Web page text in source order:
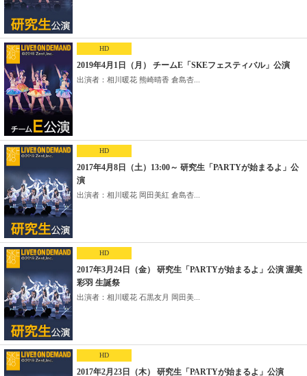
HD
2019年4月1日（月） チームE「SKEフェスティバル」公演
出演者：相川暖花 熊崎晴香 倉島杏...
HD
2017年4月8日（土）13:00～ 研究生「PARTYが始まるよ」公
演
出演者：相川暖花 岡田美紅 倉島杏...
HD
2017年3月24日（金） 研究生「PARTYが始まるよ」公演 渥美
彩羽 生誕祭
出演者：相川暖花 石黒友月 岡田美...
HD
2017年2月23日（木） 研究生「PARTYが始まるよ」公演